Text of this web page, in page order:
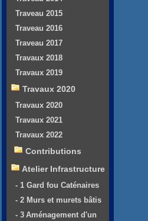
Traveau 2015
Traveau 2016
Traveau 2017
Travaux 2018
Travaux 2019
Travaux 2020
Travaux 2020
Travaux 2021
Travaux 2022
Contributions
Atelier Infrastructure
- 1 Gard fou Caténaires
- 2 Murs et murets bâtis
- 3 Aménagement d'un